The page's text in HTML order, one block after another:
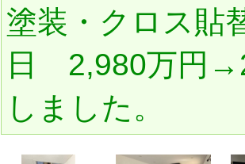
塗装・クロス
日 2,980万円
しました。